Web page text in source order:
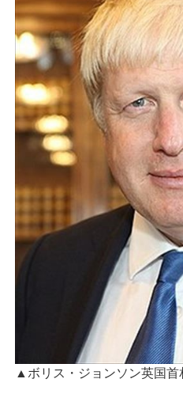
▲ボリス・ジョンソン英国首